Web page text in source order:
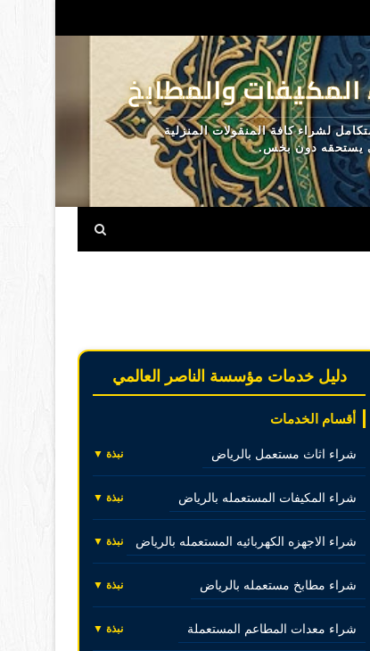
والمطابخ
لشراء كافة المنقولات المنزلية
يستحقه دون بخس.
دليل خدمات مؤسسة الناصر العالمي
أقسام الخدمات
شراء اثاث مستعمل بالرياض نبذة ▼
شراء المكيفات المستعمله بالرياض نبذة ▼
شراء الاجهزه الكهربائيه المستعمله بالرياض نبذة ▼
شراء مطابخ مستعمله بالرياض نبذة ▼
شراء معدات المطاعم المستعملة نبذة ▼